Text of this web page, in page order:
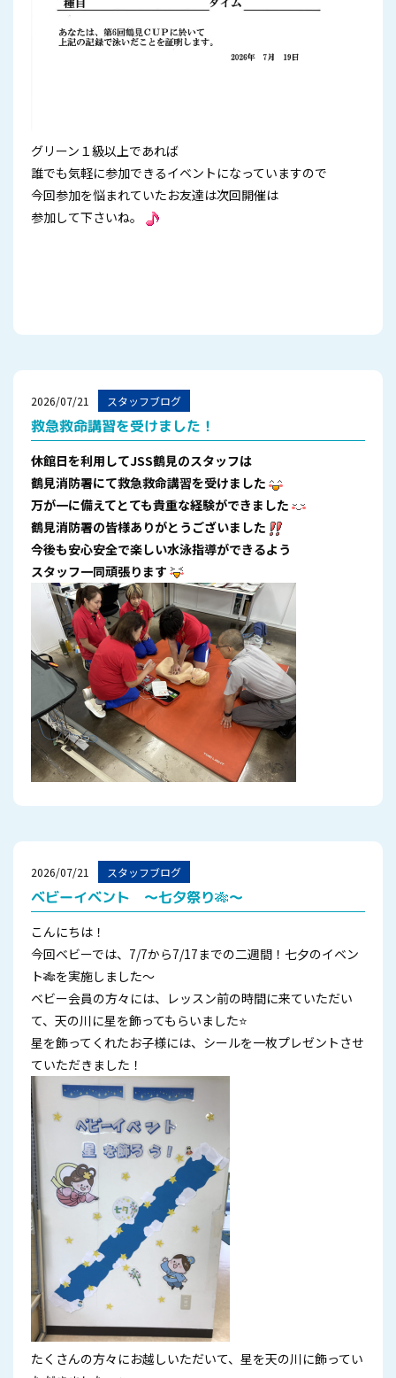
グリーン１級以上であれば
誰でも気軽に参加できるイベントになっていますので
今回参加を悩まれていたお友達は次回開催は
参加して下さいね。
2026/07/21 スタッフブログ
救急救命講習を受けました！
休館日を利用してJSS鶴見のスタッフは
鶴見消防署にて救急救命講習を受けました
万が一に備えてとても貴重な経験ができました
鶴見消防署の皆様ありがとうございました
今後も安心安全で楽しい水泳指導ができるよう
スタッフ一同頑張ります
2026/07/21 スタッフブログ
ベビーイベント ～七夕祭り🎋～
こんにちは！
今回ベビーでは、7/7から7/17までの二週間！七夕のイベン
ト🎋を実施しました～
ベビー会員の方々には、レッスン前の時間に来ていただい
て、天の川に星を飾ってもらいました⭐
星を飾ってくれたお子様には、シールを一枚プレゼントさせ
ていただきました！
たくさんの方々にお越しいただいて、星を天の川に飾ってい